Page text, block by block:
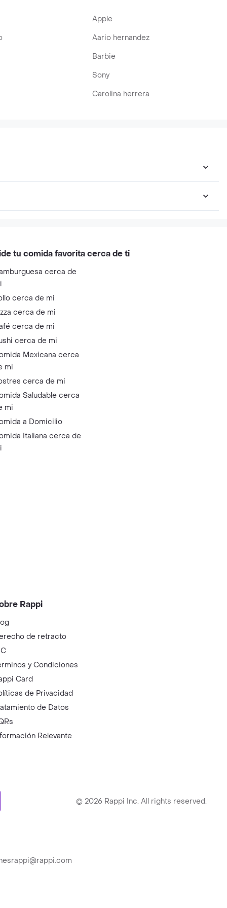
Apple
Aario hernandez
Barbie
Sony
Carolina herrera
tu comida favorita cerca de ti
cerca de
cerca de mi
cerca de mi
cerca de mi
cerca de mi
Mexicana cerca
mi
cerca de mi
Saludable cerca
mi
a Domicilio
Italiana cerca de
Rappi
de retracto
y Condiciones
Card
de Privacidad
de Datos
Relevante
© 2026 Rappi Inc. All rights reserved.